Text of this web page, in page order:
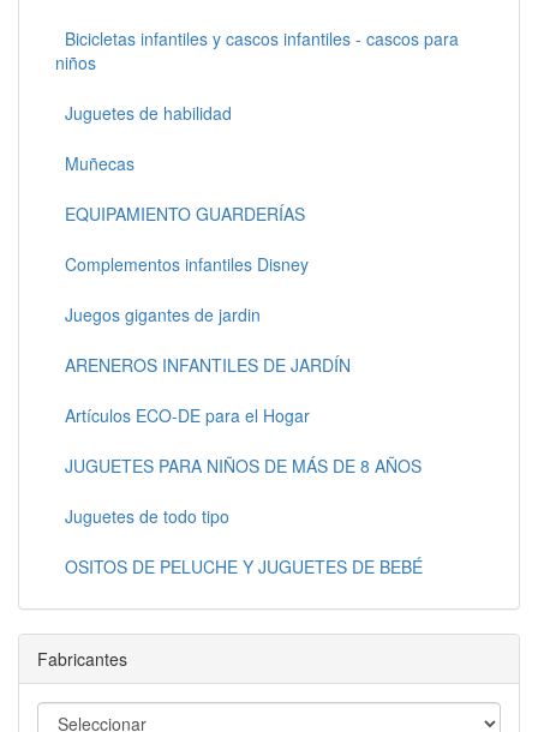
Bicicletas infantiles y cascos infantiles - cascos para
niños
Juguetes de habilidad
Muñecas
EQUIPAMIENTO GUARDERÍAS
Complementos infantiles Disney
Juegos gigantes de jardin
ARENEROS INFANTILES DE JARDÍN
Artículos ECO-DE para el Hogar
JUGUETES PARA NIÑOS DE MÁS DE 8 AÑOS
Juguetes de todo tipo
OSITOS DE PELUCHE Y JUGUETES DE BEBÉ
Fabricantes